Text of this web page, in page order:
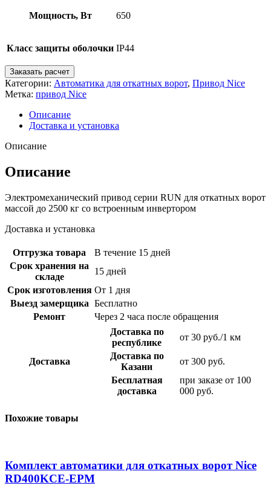
Мощность, Вт 650
Класс защиты оболочки IP44
Заказать расчет
Категории: Автоматика для откатных ворот, Привод Nice
Метка: привод Nice
Описание
Доставка и установка
Описание
Описание
Электромеханический привод серии RUN для откатных ворот
массой до 2500 кг со встроенным инвертором
Доставка и установка
Отгрузка товара
В течение 15 дней
Срок хранения на
складе
15 дней
Срок изготовления От 1 дня
Выезд замерщика Бесплатно
Ремонт
Через 2 часа после обращения
Доставка
Доставка по
республике
от 30 руб./1 км
Доставка по
Казани
от 300 руб.
Бесплатная
доставка
при заказе от 100
000 руб.
Похожие товары
Комплект автоматики для откатных ворот Nice
RD400KCE-EPM